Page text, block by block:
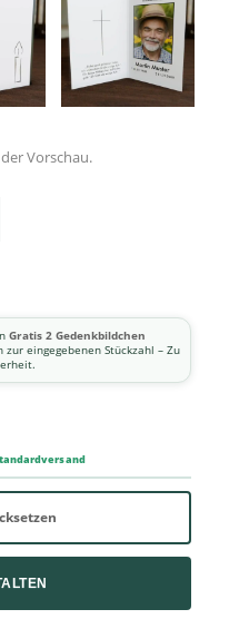
Vorschau.
Gratis 2 Gedenkbildchen
zur eingegebenen Stückzahl – Zu